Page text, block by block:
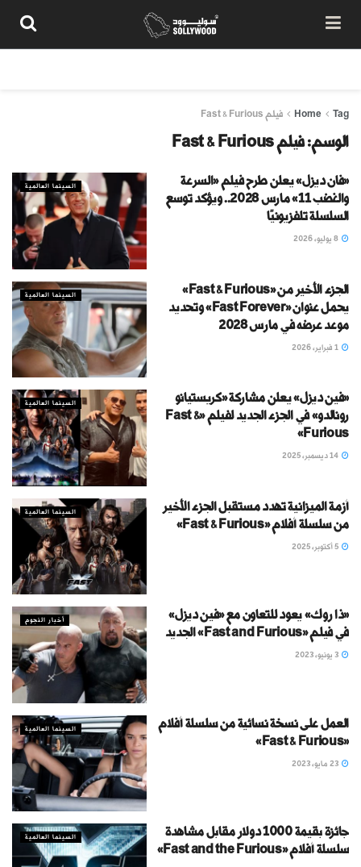
Home Tag فيلم Fast & Furious
الوسم:فيلم Fast & Furious
السينما العالمية
«فان ديزل» يعلن طرح فيلم «السرعة
والغضب 11» مارس 2028.. ويؤكد توسع
السلسلة تلفزيونيًا
السينما العالمية
الجزء الأخير من «Fast & Furious»
يحمل عنوان «Fast Forever» وتحديد
موعد عرضه في مارس 2028
السينما العالمية
«فين ديزل» يعلن مشاركة «كريستيانو
رونالدو» في الجزء الجديد لفيلم «Fast &
Furious»
السينما العالمية
أزمة الميزانية تهدد مستقبل الجزء الأخير
من سلسلة أفلام «Fast & Furious»
أخبار النجوم
«ذا روك» يعود للتعاون مع «فين ديزل»
في فيلم «Fast and Furious» الجديد
السينما العالمية
العمل على نسخة نسائية من سلسلة أفلام
«Fast & Furious»
السينما العالمية
جائزة بقيمة 1000 دولار مقابل مشاهدة
سلسلة أفلام «Fast and the Furious»